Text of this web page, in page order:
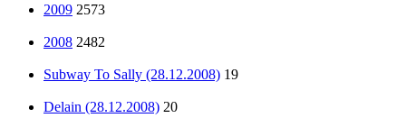
2009 2573
2008 2482
Subway To Sally (28.12.2008) 19
Delain (28.12.2008) 20